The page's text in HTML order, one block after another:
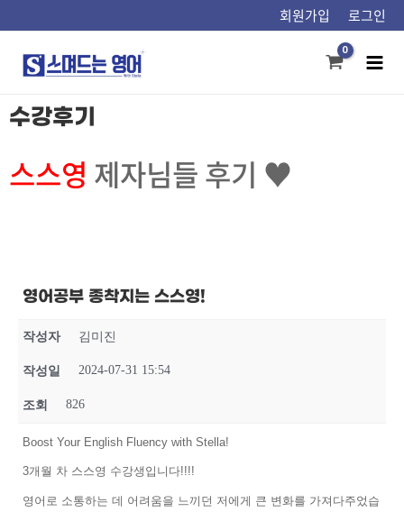
건너뛰기
회원가입 로그인
수강후기
스스영 제자님들 후기 ♥
영어공부 종착지는 스스영!
작성자 김미진
작성일 2024-07-31 15:54
조회 826
Boost Your English Fluency with Stella!
3개월 차 스스영 수강생입니다!!!!
영어로 소통하는 데 어려움을 느끼던 저에게 큰 변화를 가져다주었습